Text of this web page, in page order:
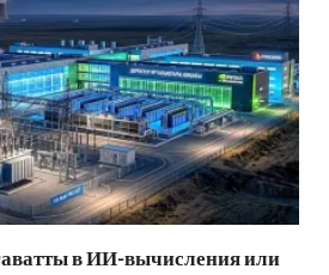
в ИИ-вычисления или